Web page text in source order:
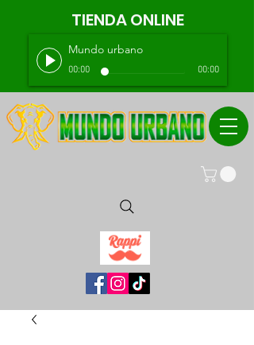
TIENDA ONLINE
Mundo urbano
00:00 00:00